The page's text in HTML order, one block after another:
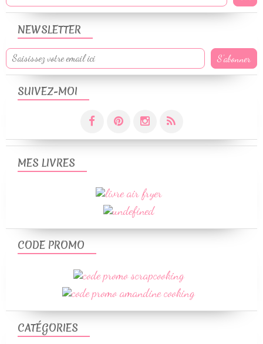
NEWSLETTER
SUIVEZ-MOI
CATÉGORIES
MES LIVRES
CODE PROMO